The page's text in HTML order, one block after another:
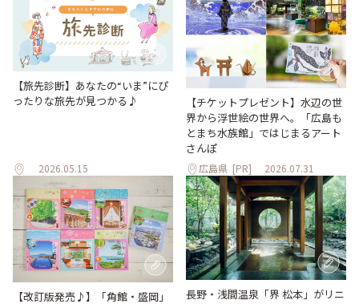
【旅先診断】あなたの“いま”にぴ
ったりな旅先が見つかる♪
2026.05.15
【チケットプレゼント】水辺の世
界から浮世絵の世界へ。「広島も
とまち水族館」ではじまるアート
さんぽ
広島県 [PR] 2026.07.31
【改訂版発売♪】「角館・盛岡」
長野・浅間温泉「界 松本」がリニ